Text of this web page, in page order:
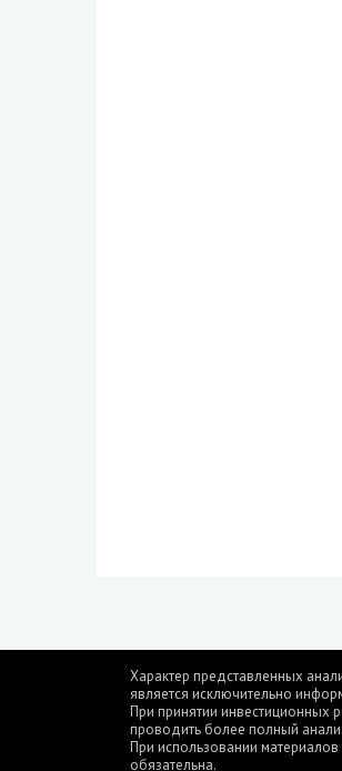
Характер представленных
является исключительно
При принятии инвестиционных
проводить более полный
При использовании материалов
обязательна.